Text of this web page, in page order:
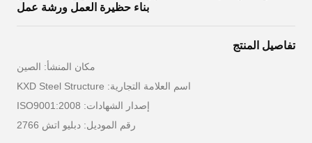
بناء حظيرة العمل ورشة عمل
تفاصيل المنتج
مكان المنشأ: الصين
اسم العلامة التجارية: KXD Steel Structure
إصدار الشهادات: ISO9001:2008
رقم الموديل: دبليو اتش 2766